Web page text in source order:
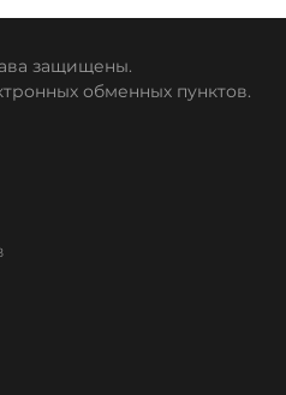
защищены.
обменных пунктов.